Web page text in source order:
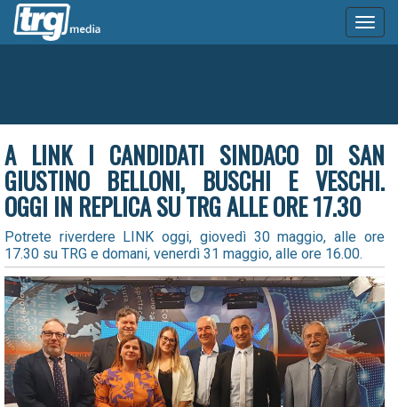
A LINK I CANDIDATI SINDACO DI SAN
GIUSTINO BELLONI, BUSCHI E VESCHI.
OGGI IN REPLICA SU TRG ALLE ORE 17.30
Potrete riverdere LINK oggi, giovedì 30 maggio, alle ore
17.30 su TRG e domani, venerdì 31 maggio, alle ore 16.00.